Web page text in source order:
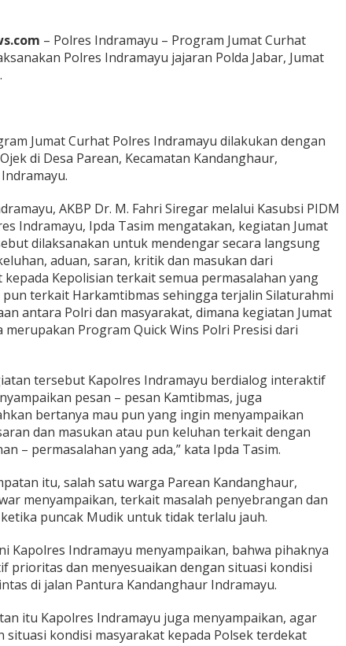
r
a
m
e
l
a
r
u
m
a
t
C
u
r
h
a
n
a
n
K
o
n
i
t
s
O
j
e
– Polres Indramayu – Program Jumat Curhat
Polres Indramayu jajaran Polda Jabar, Jumat
Jumat Curhat Polres Indramayu dilakukan dengan
di Desa Parean, Kecamatan Kandanghaur,
AKBP Dr. M. Fahri Siregar melalui Kasubsi PIDM
Indramayu, Ipda Tasim mengatakan, kegiatan Jumat
dilaksanakan untuk mendengar secara langsung
aduan, saran, kritik dan masukan dari
kepada Kepolisian terkait semua permasalahan yang
terkait Harkamtibmas sehingga terjalin Silaturahmi
antara Polri dan masyarakat, dimana kegiatan Jumat
merupakan Program Quick Wins Polri Presisi dari
tersebut Kapolres Indramayu berdialog interaktif
pesan – pesan Kamtibmas, juga
bertanya mau pun yang ingin menyampaikan
dan masukan atau pun keluhan terkait dengan
– permasalahan yang ada,” kata Ipda Tasim.
itu, salah satu warga Parean Kandanghaur,
menyampaikan, terkait masalah penyebrangan dan
puncak Mudik untuk tidak terlalu jauh.
Kapolres Indramayu menyampaikan, bahwa pihaknya
prioritas dan menyesuaikan dengan situasi kondisi
di jalan Pantura Kandanghaur Indramayu.
itu Kapolres Indramayu juga menyampaikan, agar
situasi kondisi masyarakat kepada Polsek terdekat